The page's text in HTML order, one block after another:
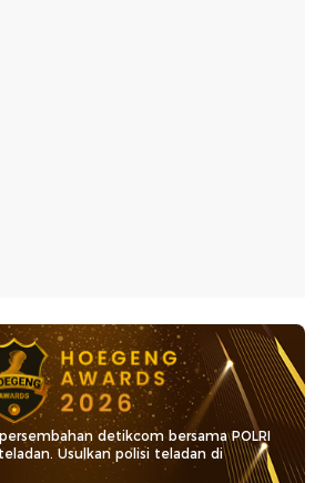
detikcom bersama POLRI
Usulkan polisi teladan di